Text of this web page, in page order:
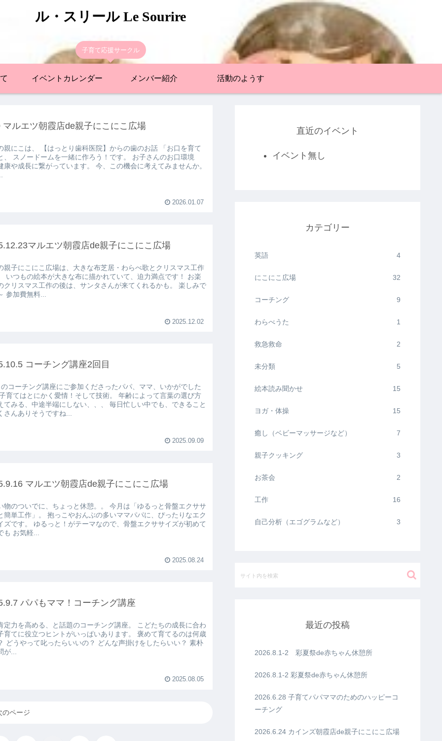
ル・スリール Le Sourire
子育て応援サークル
イベントカレンダー メンバー紹介 活動のようす
マルエツ朝霞店de親子にこにこ広場
親にこは、 【はっとり歯科医院】からの歯のお話 「お口を育て
、 スノードームを一緒に作ろう！です。 お子さんのお口環境
康や成長に繋がっています。 今、この機会に考えてみませんか。
2026.01.07
マルエツ朝霞店de親子にこにこ広場
親子にこにこ広場は、大きな布芝居・わらべ歌とクリスマス工作
いつもの絵本が大きな布に描かれていて、迫力満点です！ お楽
クリスマス工作の後は、サンタさんが来てくれるかも。 楽しみで
参加費無料...
2025.12.02
コーチング講座2回目
コーチング講座にご参加くださったパパ、ママ、いかがでした
育てはとにかく愛情！そして技術。 年齢によって言葉の選び方
てみる、中途半端にしない、、、 毎日忙しい中でも、できること
さんありそうですね...
2025.09.09
マルエツ朝霞店de親子にこにこ広場
物のついでに、ちょっと休憩。。 今月は「ゆるっと骨盤エクササ
簡単工作」。 抱っこやおんぶの多いママパパに、ぴったりなエク
ズです。 ゆるっと！がテーマなので、骨盤エクササイズが初めて
も お気軽...
2025.08.24
パパもママ！コーチング講座
定力を高める、と話題のコーチング講座。 こどたちの成長に合わ
育てに役立つヒントがいっぱいあります。 褒めて育てるのは何歳
どうやって叱ったらいいの？ どんな声掛けをしたらいい？ 素朴
が...
2025.08.05
のページ
直近のイベント
イベント無し
カテゴリー
英語 4
にこにこ広場 32
コーチング 9
わらべうた 1
救急救命 2
未分類 5
絵本読み聞かせ 15
ヨガ・体操 15
癒し（ベビーマッサージなど） 7
親子クッキング 3
お茶会 2
工作 16
自己分析（エゴグラムなど） 3
最近の投稿
2026.8.1-2 彩夏祭de赤ちゃん休憩所
2026.8.1-2 彩夏祭de赤ちゃん休憩所
2026.6.28 子育てパパママのためのハッピーコ
ーチング
2026.6.24 カインズ朝霞店de親子にこにこ広場